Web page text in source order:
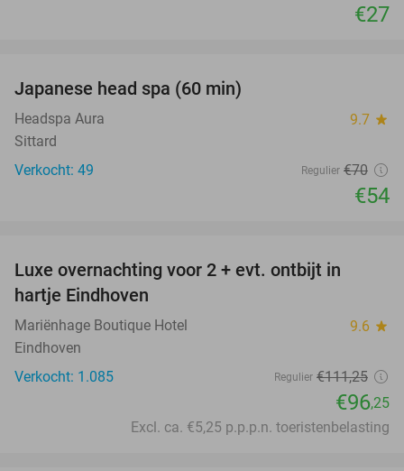
€27
Japanese head spa (60 min)
Headspa Aura 9.7 star
Sittard
Verkocht: 49
Regulier €70
€54
Luxe overnachting voor 2 + evt. ontbijt in
hartje Eindhoven
Mariënhage Boutique Hotel 9.6 star
Eindhoven
Verkocht: 1.085
Regulier €111,25
€96,25
Excl. ca. €5,25 p.p.p.n. toeristenbelasting